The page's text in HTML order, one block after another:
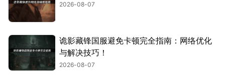
2026-08-07
诡影藏锋国服避免卡顿完全指南：网络优化
与解决技巧！
2026-08-07